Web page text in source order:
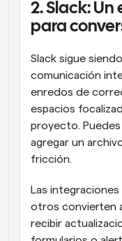
2. Slack:
para
Slack sigue
comunicación
enredos de
espacios
proyecto. Puedes
agregar un
fricción.
Las
otros convierten
recibir